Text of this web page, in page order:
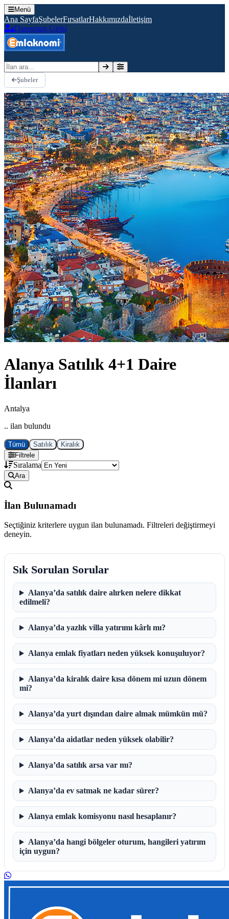
Menü
Ana SayfaŞubelerFırsatlarHakkımızdaİletişim
Danışman Girişi
İlan ara
Şubeler
Alanya Satılık 4+1 Daire
İlanları
Antalya
.. ilan bulundu
Tümü Satılık
Kiralık
Filtrele
Sıralama
Ara
İlan Bulunamadı
Seçtiğiniz kriterlere uygun ilan bulunamadı. Filtreleri değiştirmeyi
deneyin.
Sık Sorulan Sorular
Alanya’da satılık daire alırken nelere dikkat
edilmeli?
Alanya’da yazlık villa yatırımı kârlı mı?
Alanya emlak fiyatları neden yüksek konuşuluyor?
Alanya’da kiralık daire kısa dönem mi uzun dönem
mi?
Alanya’da yurt dışından daire almak mümkün mü?
Alanya’da aidatlar neden yüksek olabilir?
Alanya’da satılık arsa var mı?
Alanya’da ev satmak ne kadar sürer?
Alanya emlak komisyonu nasıl hesaplanır?
Alanya’da hangi bölgeler oturum, hangileri yatırım
için uygun?